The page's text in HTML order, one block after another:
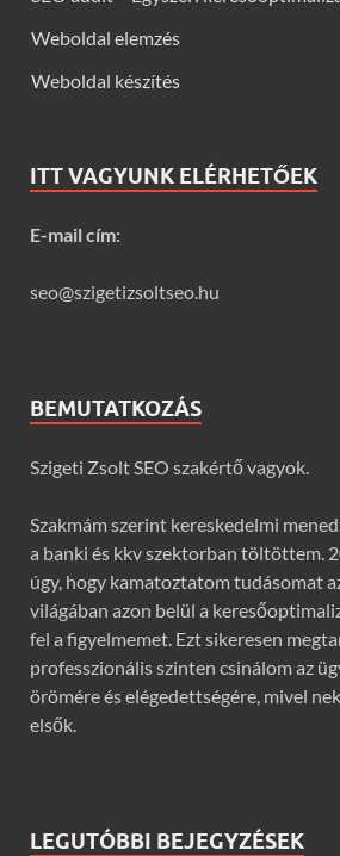
Weboldal elemzés
Weboldal készítés
ITT VAGYUNK ELÉRHETŐEK
E-mail cím:
seo@szigetizsoltseo.hu
BEMUTATKOZÁS
Szigeti Zsolt SEO szakértő vagyok.
Szakmám szerint kereskedelmi
a banki és kkv szektorban töltöttem.
úgy, hogy kamatoztatom tudásomat
világában azon belül a
fel a figyelmemet. Ezt sikeresen
professzionális szinten csinálom az
örömére és elégedettségére, mivel
elsők.
LEGUTÓBBI BEJEGYZÉSEK